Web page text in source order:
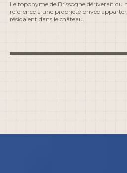
Le toponyme de Brissogne dériverait
référence à une propriété privée
résidaient dans le château.